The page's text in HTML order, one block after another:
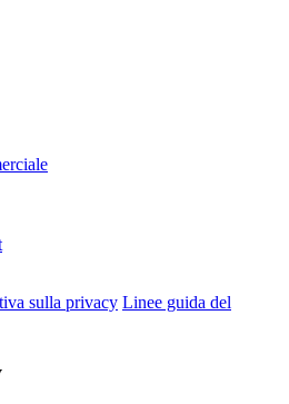
sulla privacy Linee guida del